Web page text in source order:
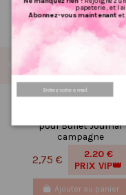
pour Bullet Journal
campagne
2,75 €
2.20 €
PRIX VIP👑
Ajouter au panier
papeterie, et
Abonnez-vous maintenantet